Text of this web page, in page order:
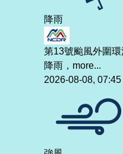
降雨
第13號颱風外圍
降雨， more...
2026-08-08,